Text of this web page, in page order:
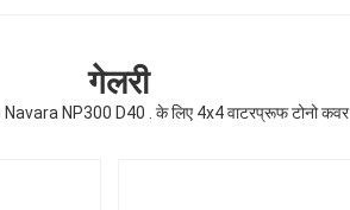
गेलरी
NP300 D40 . के लिए 4x4 वाटरप्रूफ टोनो कवर